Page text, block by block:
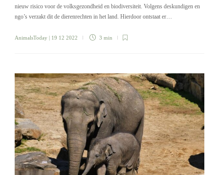
nieuw risico voor de volksgezondheid en biodiversiteit. Volgens deskundigen en
ngo’s verzakt dit de dierenrechten in het land. Hierdoor ontstaat er…
AnimalsToday | 19 12 2022 3 min